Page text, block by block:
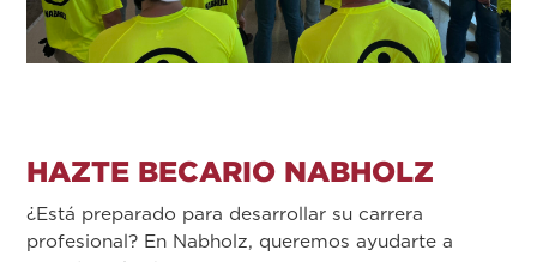
HAZTE BECARIO NABHOLZ
¿Está preparado para desarrollar su carrera
profesional? En Nabholz, queremos ayudarte a